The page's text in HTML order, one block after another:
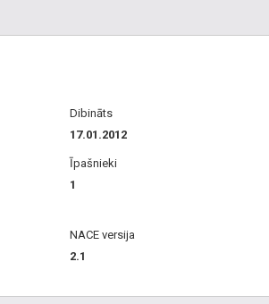
Dibināts
17.01.2012
Īpašnieki
1
NACE versija
2.1